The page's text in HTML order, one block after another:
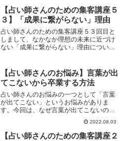
【占い師さんのための集客講座５
３】「成果に繋がらない」理由
占い師さんのための集客講座５３回目と
しまして、なかなか理想の未来に近づけ
ない「成果に繋がらない」理由について
【占い師さんのお悩み】言葉が出
てこないから卒業する方法
占い師さんのお悩みの一つとして「言葉
が出てこない」というお悩みがありま
す。今回は、なぜ言葉が出てこないの
か？どうしたら言葉が出てこないから卒
業できるのかについて、ご紹介していき
ます。
2022.08.03
【占い師さんのための集客講座２